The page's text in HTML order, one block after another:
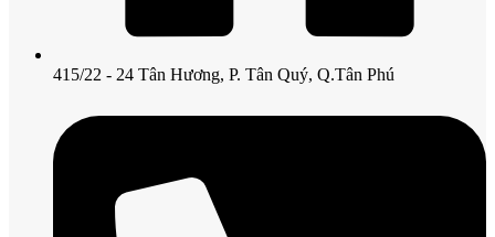
415/22 - 24 Tân Hương, P. Tân Quý, Q.Tân Phú